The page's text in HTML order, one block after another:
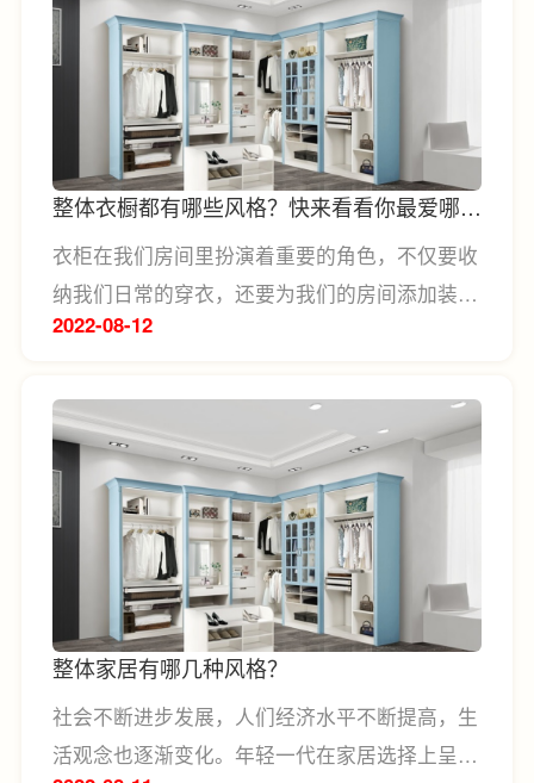
12
2022-08
整体衣橱都有哪些风格？快来看看你最爱哪种
衣柜在我们房间里扮演着重要的角色，不仅要收
纳我们日常的穿衣，还要为我们的房间添加装饰
美感，不少人为衣柜的装修风格而头疼，今天小
些？看看你家卧室衣柜适合哪种风格，你又最爱
哪一款呢？
整体家居有哪几种风格？
社会不断进步发展，人们经济水平不断提高，生
活观念也逐渐变化。年轻一代在家居选择上呈现